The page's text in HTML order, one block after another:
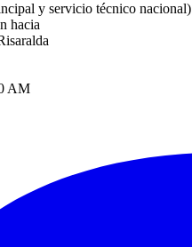
y servicio técnico nacional)
hacia
AM